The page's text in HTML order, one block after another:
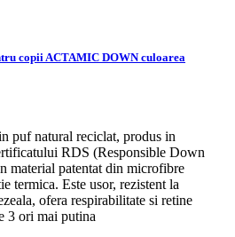
copii ACTAMIC DOWN culoarea
puf natural reciclat, produs in
RDS (Responsible Down
material patentat din microfibre
termica. Este usor, rezistent la
ofera respirabilitate si retine
3 ori mai putina